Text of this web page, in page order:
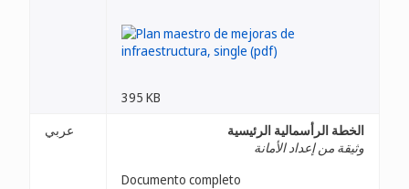
395 KB
عربي
الخطة الرأسمالية الرئيسية
وثيقة من إعداد الأمانة
Documento completo